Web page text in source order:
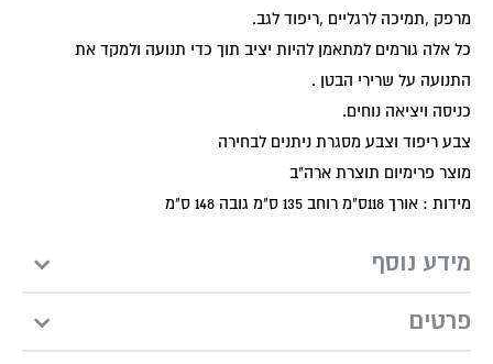
מרפק ,תמיכה לרגליים ,ריפוד לגב.
כל אלה גורמים למתאמן להיות יציב תוך כדי תנועה ולמקד את
התנועה על שרירי הבטן .
כניסה ויציאה נוחים.
צבע ריפוד וצבע מסגרת ניתנים לבחירה
מוצר פרימיום תוצרת ארה"ב
מידות : אורך 118ס"מ רוחב 135 ס"מ גובה 148 ס"מ
מידע נוסף
פרטים